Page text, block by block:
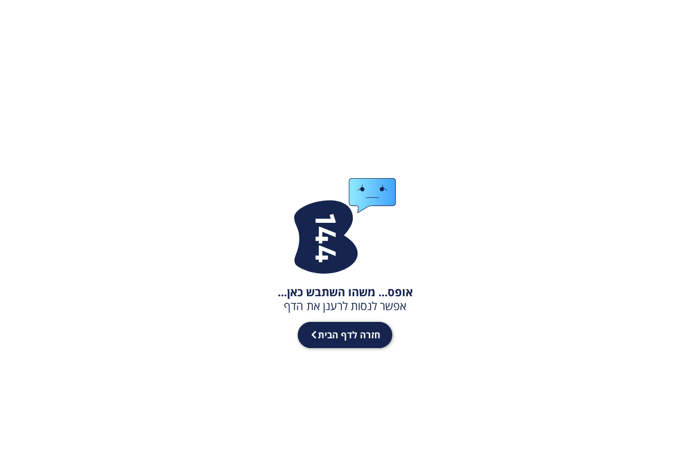
אופס... משהו השתבש כאן...
אפשר לנסות לרענן את הדף
חזרה לדף הבית